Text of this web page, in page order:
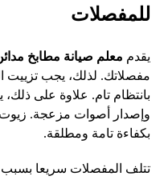
للمفصلات
يقدم معلم صيانة مطابخ
مفصلاتك. لذلك، يجب تزييت
بانتظام تام. علاوة على ذلك،
وإصدار أصوات مزعجة.
بكفاءة تامة ومطلقة.
تتلف المفصلات سريعا بسبب